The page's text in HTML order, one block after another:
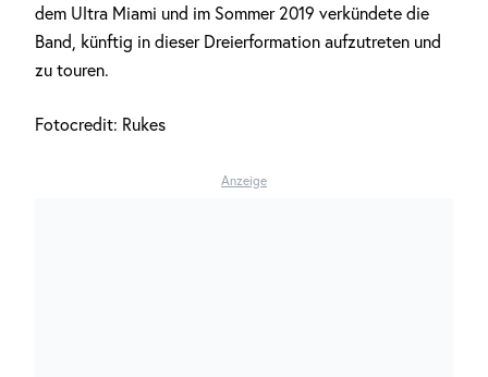
dem Ultra Miami und im Sommer 2019 verkündete die
Band, künftig in dieser Dreierformation aufzutreten und
zu touren.
Fotocredit: Rukes
Anzeige